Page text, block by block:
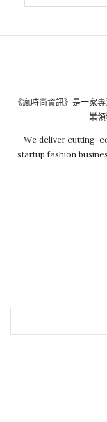
《瘋時尚資訊》是一家
業
We deliver cutting-
startup fashion